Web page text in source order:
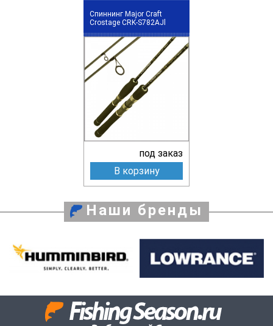
Спиннинг Major Craft
Crostage CRK-S782AJl
под заказ
В корзину
Наши бренды